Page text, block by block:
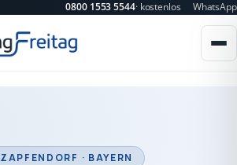
0800 1553 5544· kostenlos WhatsApp
ZAPFENDORF · BAYERN